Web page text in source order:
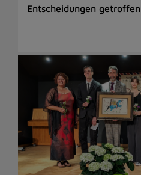
Entscheidungen getroffen